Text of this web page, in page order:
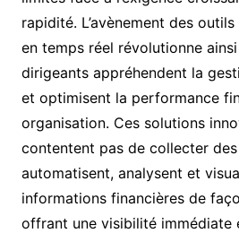
rapidité. L’avènement des
en temps réel révolutionne
dirigeants appréhendent la
et optimisent la performance
organisation. Ces solutions
contentent pas de collecter
automatisent, analysent et
informations financières de
offrant une visibilité immédiate